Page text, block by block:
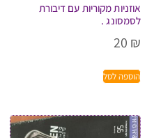
אוזניות מקוריות עם דיבורת
לסמסונג .
20 ₪
הוספה לסל